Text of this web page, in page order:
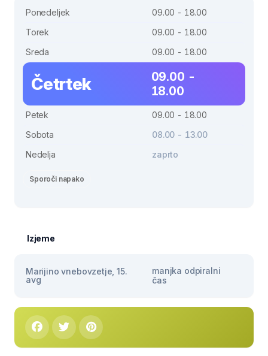
Ponedeljek
09.00 - 18.00
Torek
09.00 - 18.00
Sreda
09.00 - 18.00
Četrtek
09.00 -
18.00
Petek
09.00 - 18.00
Sobota
08.00 - 13.00
Nedelja
zaprto
Sporoči napako
Izjeme
Marijino vnebovzetje, 15.
avg
manjka odpiralni
čas